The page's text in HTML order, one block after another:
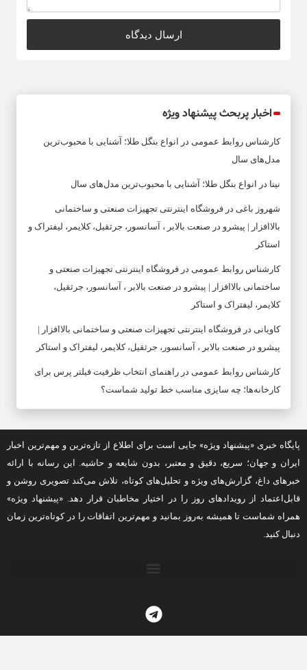
اخبار پربحث پیشنهاد ویژه
کارشناس روابط عمومی در
انواع بنگل طلا؛ آشنایی با محبوب‌ترین
مدل‌های سال
نینا در انواع بنگل طلا؛ آشنایی با محبوب‌ترین مدل‌های سال
شهروز باغی در فروشگاه اینترنتی تجهیزات صنعتی و ساختمانی
بالاافزار | پیشرو در صنعت بالابر ، آسانسور، جرثقیل، کلایمر، لیفتراک و
استاکر
کارشناس روابط عمومی در فروشگاه اینترنتی تجهیزات صنعتی و
ساختمانی بالاافزار | پیشرو در صنعت بالابر ، آسانسور، جرثقیل،
کلایمر، لیفتراک و استاکر
کاویانی در فروشگاه اینترنتی تجهیزات صنعتی و ساختمانی بالاافزار |
پیشرو در صنعت بالابر ، آسانسور، جرثقیل، کلایمر، لیفتراک و استاکر
کارشناس روابط عمومی در راهنمای انتخاب ظرفیت فیلتر پرس برای
کارخانه‌ها؛ چه سایزی مناسب خط تولید شماست؟
پایگاه خبری «پیشنهاد ویژه» جایی است برای اطلاع از تازه‌ترین و مهم‌ترین اخبار
ایران و جهان؛ سریع، دقیق و معتبر، بدون شایعه و حاشیه. این رسانه با ارائه
خبرهای داغ، گزارش‌های ویژه و تحلیل‌های کوتاه، تلاش می‌کند تصویری روشن و
قابل‌اعتماد از رویدادهای روز را در اختیار مخاطبان قرار دهد. «پیشنهاد ویژه»
همراه شماست تا همیشه به‌روز بمانید و مهم‌ترین اتفاقات را در کوتاه‌ترین زمان
دنبال کنید.